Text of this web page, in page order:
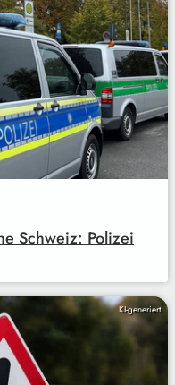
Schweiz: Polizei
KI-generiert